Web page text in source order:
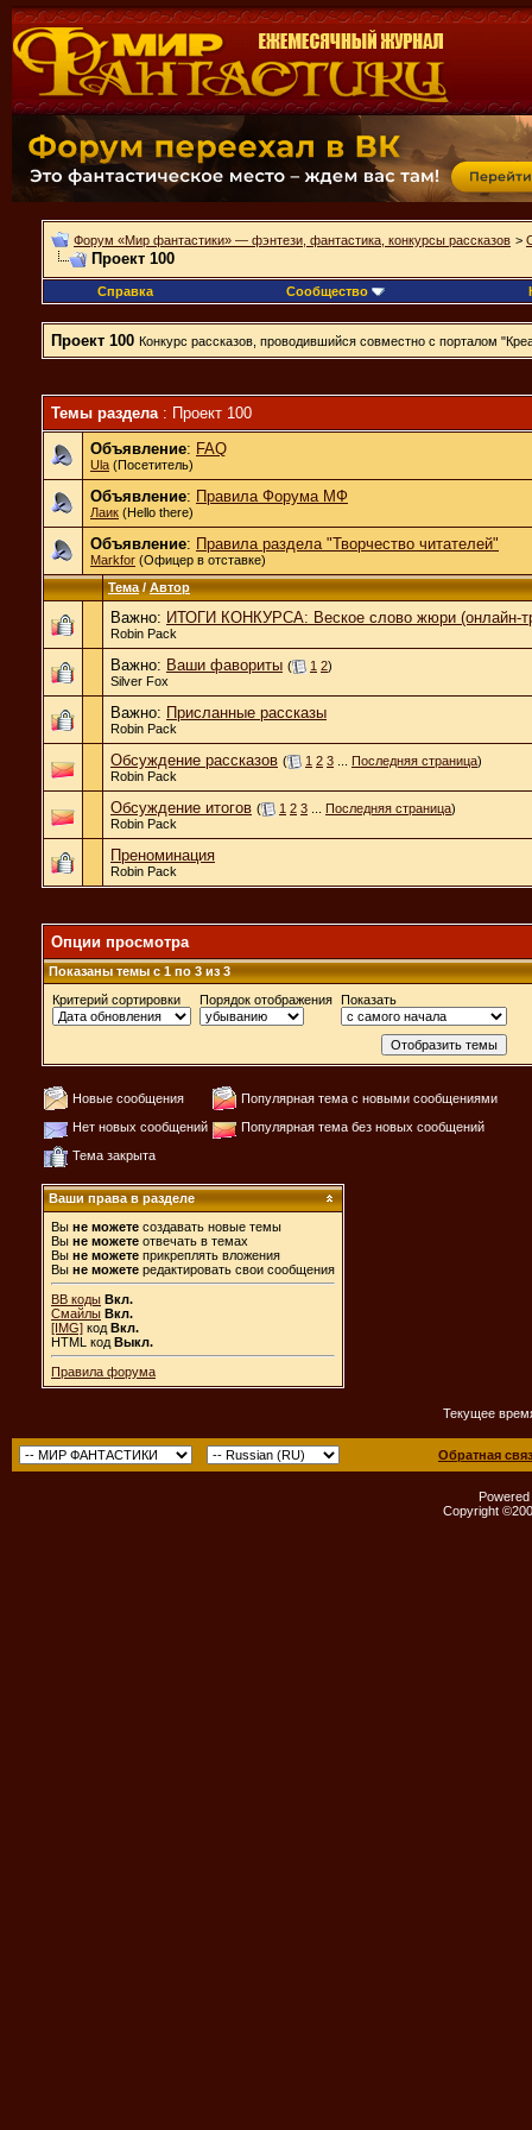
Форум «Мир фантастики» — фэнтези, фантастика, конкурсы рассказов >
Проект 100
Справка Сообщество
Проект 100 Конкурс рассказов, проводившийся совместно с порталом
Темы раздела : Проект 100
Объявление: FAQ
Ula (Посетитель)
Объявление: Правила Форума МФ
Лаик (Hello there)
Объявление: Правила раздела "Творчество читателей"
Markfor (Офицер в отставке)
Тема / Автор
Важно: ИТОГИ КОНКУРСА: Веское слово жюри (онлайн-
Robin Pack
Важно: Ваши фавориты ( 1 2)
Silver Fox
Важно: Присланные рассказы
Robin Pack
Обсуждение рассказов ( 1 2 3 Последняя страница)
Robin Pack
Обсуждение итогов ( 1 2 3 Последняя страница)
Robin Pack
Преноминация
Robin Pack
Опции просмотра
Показаны темы с 1 по 3 из 3
Критерий сортировки
Порядок отображения Показать
Новые сообщения
Популярная тема с новыми сообщениями
Нет новых сообщений
Популярная тема без новых сообщений
Тема закрыта
Ваши права в разделе
Вы не можете создавать новые темы
Вы не можете отвечать в темах
Вы не можете прикреплять вложения
Вы не можете редактировать свои сообщения
BB коды Вкл.
Смайлы Вкл.
[IMG] код Вкл.
HTML код Выкл.
Правила форума
Текущее
Обратная
Copyright